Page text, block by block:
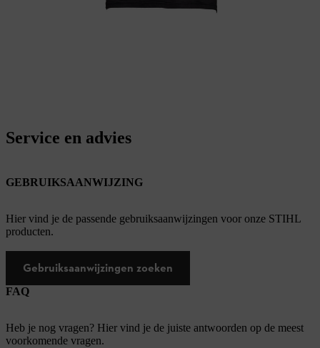
Service en advies
GEBRUIKSAANWIJZING
Hier vind je de passende gebruiksaanwijzingen voor onze STIHL
producten.
Gebruiksaanwijzingen zoeken
FAQ
Heb je nog vragen? Hier vind je de juiste antwoorden op de meest
voorkomende vragen.